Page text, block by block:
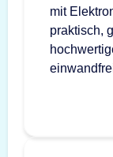
mit
praktisch,